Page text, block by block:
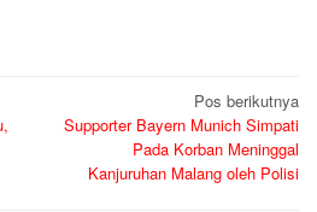
Pos berikutnya
Supporter Bayern Munich Simpati
Pada Korban Meninggal
Kanjuruhan Malang oleh Polisi